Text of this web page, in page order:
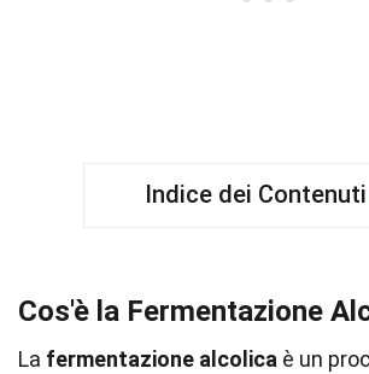
Indice dei Contenuti
Cos'è la Fermentazione
La fermentazione alcolica è un